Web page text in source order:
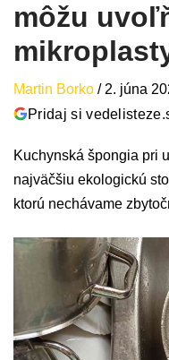
môžu
Martin Borko / 2. júna
Pridaj si
Kuchynská špongia pri
najväčšiu ekologickú
ktorú nechávame